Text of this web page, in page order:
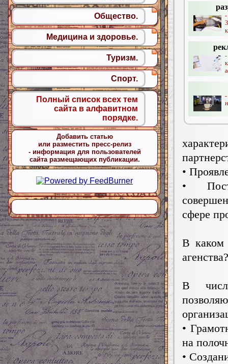
-
-
-
•
•
сфере
В каком
агенства?
В
•
на
•
Общество.
Медицина и здоровье.
Туризм.
Спорт.
Полный список всех тем
сайта в алфавитном
порядке.
Добавить статью
или разместить пресс-релиз
- информация для пользователей
сайта размещающих публикации.